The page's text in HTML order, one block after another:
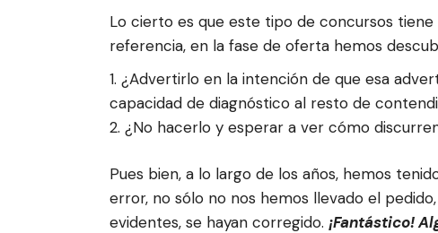
Lo cierto es que este tipo de concursos
referencia, en la fase de oferta hemos
¿Advertirlo en la intención de que esa
capacidad de diagnóstico al resto de
¿No hacerlo y esperar a ver cómo
Pues bien, a lo largo de los años, hemos
error, no sólo no nos hemos llevado el
evidentes, se hayan corregido. ¡Fantástico!